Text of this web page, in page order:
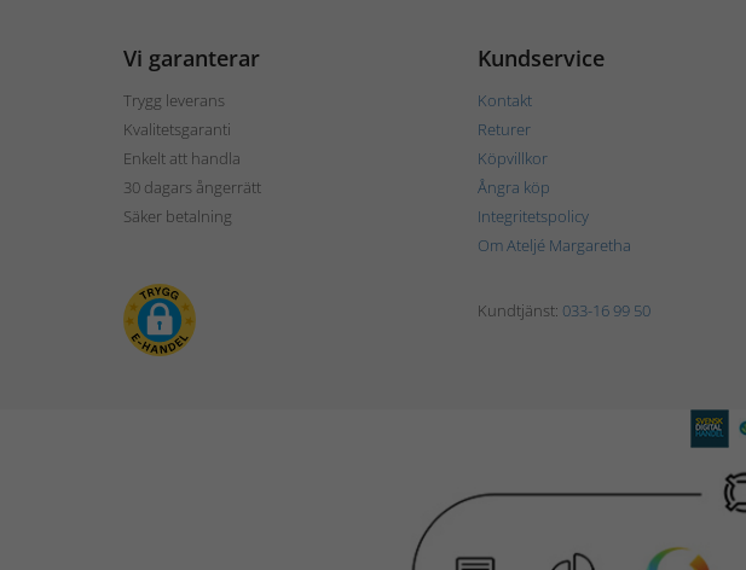
Vi garanterar
Trygg leverans
Kvalitetsgaranti
Enkelt att handla
30 dagars ångerrätt
Säker betalning
Kundservice
Kontakt
Returer
Köpvillkor
Ångra köp
Integritetspolicy
Om Ateljé Margaretha
Kundtjänst: 033-16 99 50